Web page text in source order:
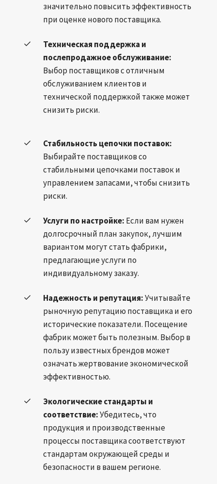
значительно повысить эффективность
при оценке нового поставщика.
Техническая поддержка и
послепродажное обслуживание:
Выбор поставщиков с отличным
обслуживанием клиентов и
технической поддержкой также может
снизить риски.
Стабильность цепочки поставок:
Выбирайте поставщиков со
стабильными цепочками поставок и
управлением запасами, чтобы снизить
риски.
Услуги по настройке: Если вам нужен
долгосрочный план закупок, лучшим
вариантом могут стать фабрики,
предлагающие услуги по
индивидуальному заказу.
Надежность и репутация:Учитывайте
рыночную репутацию поставщика и его
исторические показатели. Посещение
фабрик может быть полезным. Выбор в
пользу известных брендов может
означать жертвование экономической
эффективностью.
Экологические стандарты и
соответствие:Убедитесь, что
продукция и производственные
процессы поставщика соответствуют
стандартам окружающей среды и
безопасности в вашем регионе.